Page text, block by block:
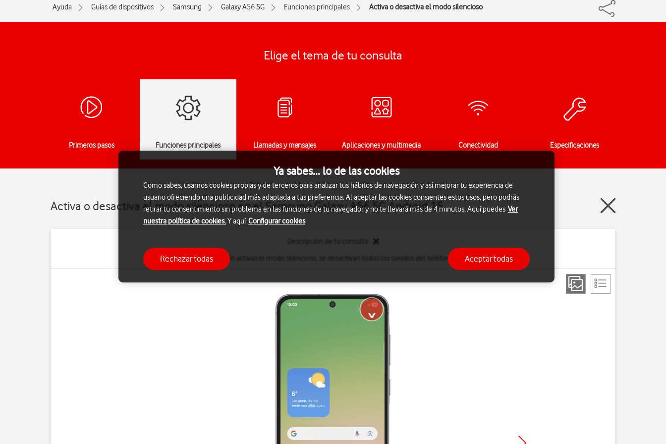
Ayuda Guías de dispositivos Samsung Galaxy A56 5G Funciones principales Activa o desactiva el modo silencioso
Elige el tema de tu consulta
Primeros pasos Funciones principales Llamadas y mensajes Aplicaciones y multimedia Conectividad Especificaciones
Activa o desactiva el modo silencioso en el Samsung Galaxy A56 5G Android 15
Cuando activas el modo silencioso, se desactivan todos los sonidos del teléfono.
Ya sabes... lo de las cookies
Como sabes, usamos cookies propias y de terceros para analizar tus hábitos de navegación y así mejorar tu experiencia de
usuario ofreciendo una publicidad más adaptada a tus preferencia. Al aceptar las cookies consientes estos usos, pero podrás
retirar tu consentimiento sin problema en las funciones de tu navegador y no te llevará más de 4 minutos. Aquí puedes Ver
nuestra política de cookies.Y aquí Configurar cookies
Rechazar todas Aceptar todas